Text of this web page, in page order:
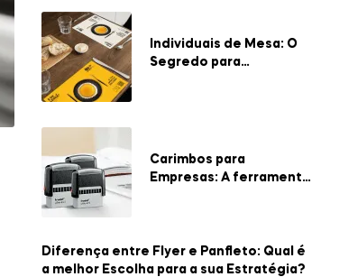
Individuais de Mesa: O
Segredo para
Carimbos para
Empresas: A ferramenta
Diferença entre Flyer e Panfleto: Qual é
a melhor Escolha para a sua Estratégia?